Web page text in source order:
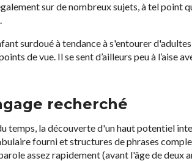
sur de nombreux sujets, à tel point
surdoué à tendance à s'entourer
de vue. Il se sent d’ailleurs peu à l’aise
recherché
temps, la découverte d'un haut potentiel
fourni et structures de phrases
assez rapidement (avant l'âge de deux